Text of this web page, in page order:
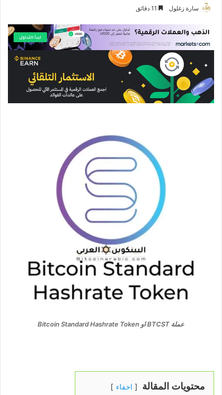
سارة زغلول
عملة BTCST او Bitcoin Standard Hashrate Token
محتويات المقالة اخفاء